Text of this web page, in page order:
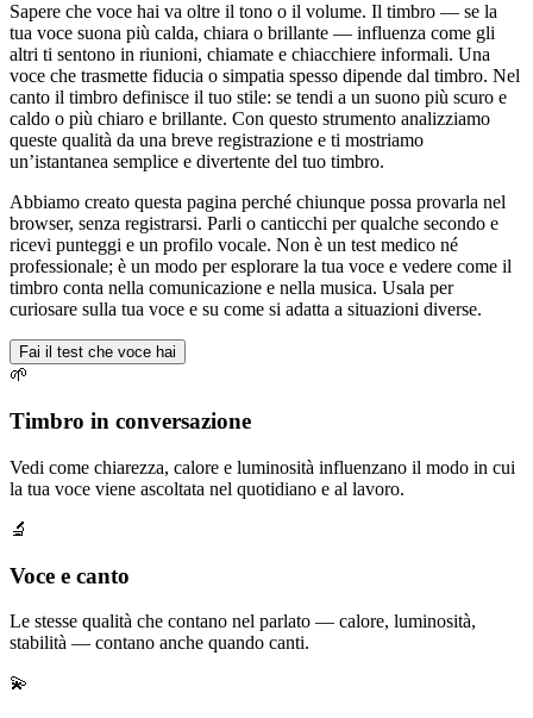
Sapere che voce hai va oltre il tono o il volume. Il timbro — se la
tua voce suona più calda, chiara o brillante — influenza come gli
altri ti sentono in riunioni, chiamate e chiacchiere informali. Una
voce che trasmette fiducia o simpatia spesso dipende dal timbro. Nel
canto il timbro definisce il tuo stile: se tendi a un suono più scuro e
caldo o più chiaro e brillante. Con questo strumento analizziamo
queste qualità da una breve registrazione e ti mostriamo
un’istantanea semplice e divertente del tuo timbro.
Abbiamo creato questa pagina perché chiunque possa provarla nel
browser, senza registrarsi. Parli o canticchi per qualche secondo e
ricevi punteggi e un profilo vocale. Non è un test medico né
professionale; è un modo per esplorare la tua voce e vedere come il
timbro conta nella comunicazione e nella musica. Usala per
curiosare sulla tua voce e su come si adatta a situazioni diverse.
Fai il test che voce hai
🌱
Timbro in conversazione
Vedi come chiarezza, calore e luminosità influenzano il modo in cui
la tua voce viene ascoltata nel quotidiano e al lavoro.
🔬
Voce e canto
Le stesse qualità che contano nel parlato — calore, luminosità,
stabilità — contano anche quando canti.
💫